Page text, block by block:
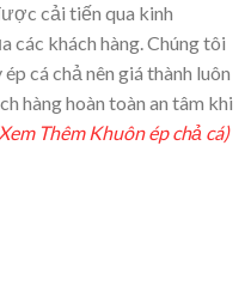
cải tiến qua kinh
các khách hàng. Chúng tôi
cá chả nên giá thành luôn
hàng hoàn toàn an tâm khi
Thêm Khuôn ép chả cá)